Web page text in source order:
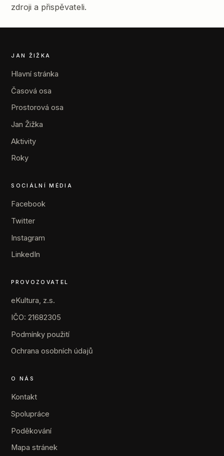
zdroji a přispěvateli.
JAN ŽIŽKA
Hlavní stránka
Časová osa
Prostorová osa
Jan Žižka
Aktivity
Roky
SOCIÁLNÍ MÉDIA
Facebook
Twitter
Instagram
LinkedIn
PROVOZOVATEL
eKultura, z.s.
IČO: 21682305
Podmínky použití
Ochrana osobních údajů
O NÁS
Kontakt
Spolupráce
Poděkování
Mapa stránek